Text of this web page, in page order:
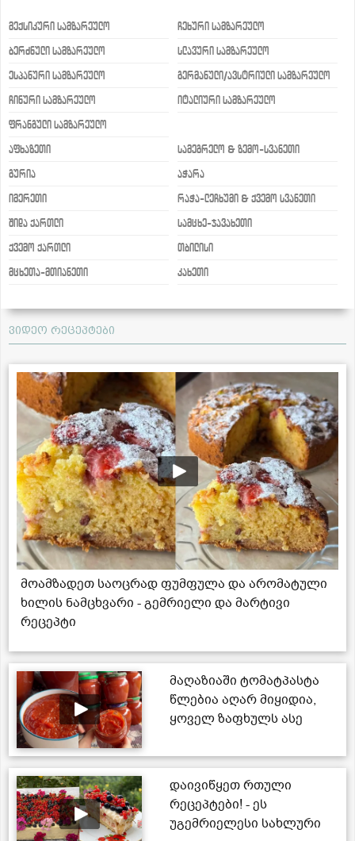
მექსიკური სამზარეულო
ჩეხური სამზარეულო
ბერძნული სამზარეულო
სლავური სამზარეულო
ესპანური სამზარეულო
გერმანული/ავსტრიული სამზარეულო
ჩინური სამზარეულო
იტალიური სამზარეულო
ფრანგული სამზარეულო
აფხაზეთი
სამეგრელო & ზემო-სვანეთი
გურია
აჭარა
იმერეთი
რაჭა-ლეჩხუმი & ქვემო სვანეთი
შიდა ქართლი
სამცხე-ჯავახეთი
ქვემო ქართლი
თბილისი
მცხეთა-მთიანეთი
კახეთი
ვიდეო რეცეპტები
მოამზადეთ საოცრად ფუმფულა და არომატული
ხილის ნამცხვარი - გემრიელი და მარტივი
რეცეპტი
მაღაზიაში ტომატპასტა
წლებია აღარ მიყიდია,
ყოველ ზაფხულს ასე
ზამთრისთვის! - ნაცადი
რეცეპტი
დაივიწყეთ რთული
რეცეპტები! - ეს
უგემრიელესი სახლური